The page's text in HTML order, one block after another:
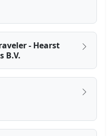
- Hearst
B.V.